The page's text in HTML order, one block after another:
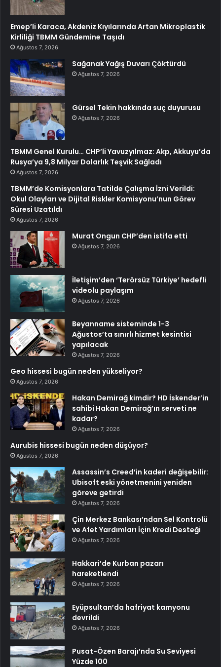
Emep’li Karaca, Akdeniz Kıyılarında Artan Mikroplastik
Kirliliği TBMM Gündemine Taşıdı
Ağustos 7, 2026
Sağanak Yağış Duvarı Çöktürdü
Ağustos 7, 2026
Gürsel Tekin hakkında suç duyurusu
Ağustos 7, 2026
TBMM Genel Kurulu… CHP’li Yavuzyılmaz: Akp, Akkuyu’da
Rusya’ya 9,8 Milyar Dolarlık Teşvik Sağladı
Ağustos 7, 2026
TBMM’de Komisyonlara Tatilde Çalışma İzni Verildi:
Okul Olayları ve Dijital Riskler Komisyonu’nun Görev
Süresi Uzatıldı
Ağustos 7, 2026
Murat Ongun CHP’den istifa etti
Ağustos 7, 2026
İletişim’den ‘Terörsüz Türkiye’ hedefli
videolu paylaşım
Ağustos 7, 2026
Beyanname sisteminde 1-3
Ağustos’ta sınırlı hizmet kesintisi
yapılacak
Ağustos 7, 2026
Geo hissesi bugün neden yükseliyor?
Ağustos 7, 2026
Hakan Demirağ kimdir? HD İskender’in
sahibi Hakan Demirağ’ın serveti ne
kadar?
Ağustos 7, 2026
Aurubis hissesi bugün neden düşüyor?
Ağustos 7, 2026
Assassin’s Creed’in kaderi değişebilir:
Ubisoft eski yönetmenini yeniden
göreve getirdi
Ağustos 7, 2026
Çin Merkez Bankası’ndan Sel Kontrolü
ve Afet Yardımları İçin Kredi Desteği
Ağustos 7, 2026
Hakkari’de Kurban pazarı
hareketlendi
Ağustos 7, 2026
Eyüpsultan’da hafriyat kamyonu
devrildi
Ağustos 7, 2026
Pusat-Özen Barajı’nda Su Seviyesi
Yüzde 100